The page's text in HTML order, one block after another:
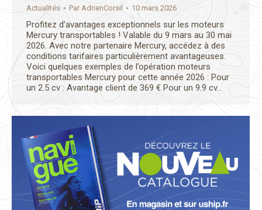
Actualités Par AdrienCorsil 10 mars 2026
Profitez d’avantages exceptionnels sur les moteurs
Mercury transportables ! Valable du 9 mars au 30 mai
2026. Avec notre partenaire Mercury, accédez à des
conditions tarifaires particulièrement avantageuses.
Voici quelques exemples de l’opération moteurs
transportables Mercury pour cette année 2026 : Pour
un 2.5 cv : Avantage client de 369 € Pour un 9.9 cv…